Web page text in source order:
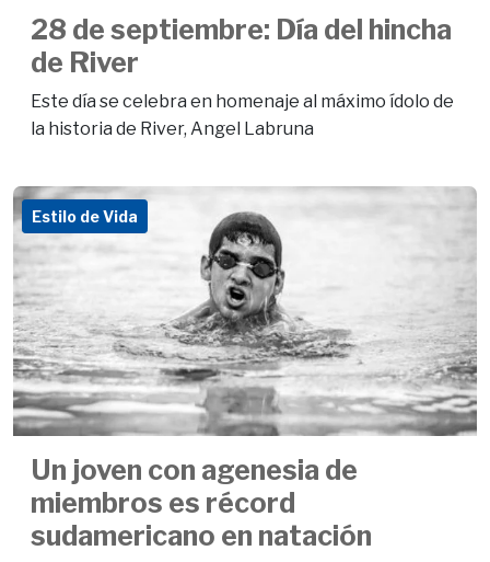
28 de septiembre: Día del hincha
de River
Este día se celebra en homenaje al máximo ídolo de
la historia de River, Angel Labruna
Estilo de Vida
Un joven con agenesia de
miembros es récord
sudamericano en natación